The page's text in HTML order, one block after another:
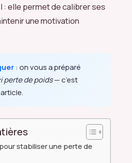
: elle permet de calibrer ses
une motivation
: on vous a préparé
perte de poids— c’est
stabiliser une perte de